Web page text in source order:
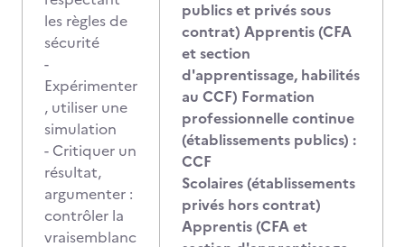
les règles de
sécurité
-
Expérimenter
, utiliser une
simulation
- Critiquer un
résultat,
argumenter :
contrôler la
vraisemblanc
publics et privés sous
contrat) Apprentis (CFA
et section
d'apprentissage, habilités
au CCF) Formation
professionnelle continue
(établissements publics) :
CCF
Scolaires (établissements
privés hors contrat)
Apprentis (CFA et